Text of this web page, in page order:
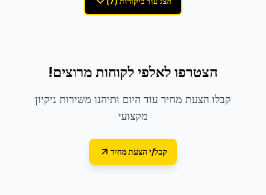
הצטרפו לאלפי לקוחות מרוצים!
קבלו הצעת מחיר עוד היום ותיהנו משירות ניקיון
מקצועי
קבל/י הצעת מחיר